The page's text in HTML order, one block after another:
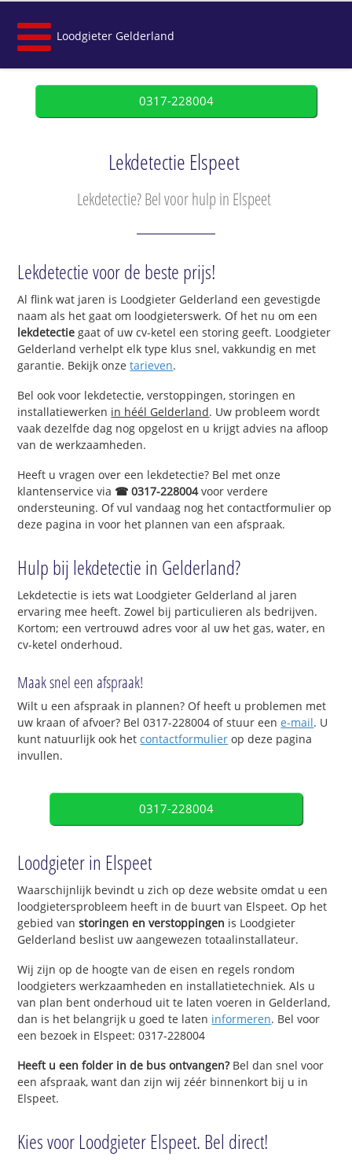
Loodgieter Gelderland
0317-228004
Lekdetectie Elspeet
Lekdetectie? Bel voor hulp in Elspeet
Lekdetectie voor de beste prijs!
Al flink wat jaren is Loodgieter Gelderland een gevestigde
naam als het gaat om loodgieterswerk. Of het nu om een
lekdetectie gaat of uw cv-ketel een storing geeft. Loodgieter
Gelderland verhelpt elk type klus snel, vakkundig en met
garantie. Bekijk onzetarieven.
Bel ook voor lekdetectie, verstoppingen, storingen en
installatiewerken in héél Gelderland. Uw probleem wordt
vaak dezelfde dag nog opgelost en u krijgt advies na afloop
van de werkzaamheden.
Heeft u vragen over een lekdetectie? Bel met onze
klantenservice via ☎ 0317-228004voor verdere
ondersteuning. Of vul vandaag nog het contactformulier op
deze pagina in voor het plannen van een afspraak.
Hulp bij lekdetectie in Gelderland?
Lekdetectie is iets wat Loodgieter Gelderland al jaren
ervaring mee heeft. Zowel bij particulieren als bedrijven.
Kortom; een vertrouwd adres voor al uw het gas, water, en
cv-ketel onderhoud.
Maak snel een afspraak!
Wilt u een afspraak in plannen? Of heeft u problemen met
uw kraan of afvoer? Bel 0317-228004 of stuur eene-mail. U
kunt natuurlijk ook hetcontactformulier op deze pagina
invullen.
0317-228004
Loodgieter in Elspeet
Waarschijnlijk bevindt u zich op deze website omdat u een
loodgietersprobleem heeft in de buurt van Elspeet. Op het
gebied vanstoringen en verstoppingen is Loodgieter
Gelderland beslist uw aangewezen totaalinstallateur.
Wij zijn op de hoogte van de eisen en regels rondom
loodgieters werkzaamheden en installatietechniek. Als u
van plan bent onderhoud uit te laten voeren in Gelderland,
dan is het belangrijk u goed te laten informeren. Bel voor
een bezoek in Elspeet: 0317-228004
Heeft u een folder in de bus ontvangen?Bel dan snel voor
een afspraak, want dan zijn wij zéér binnenkort bij u in
Elspeet.
Kies voor Loodgieter Elspeet. Bel direct!